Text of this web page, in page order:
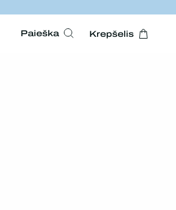
Paieška Krepšelis